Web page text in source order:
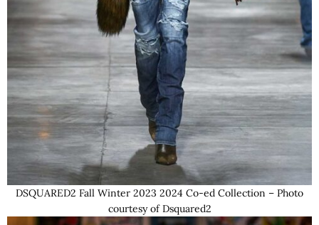
DSQUARED2 Fall Winter 2023 2024 Co-ed Collection – Photo
courtesy of Dsquared2